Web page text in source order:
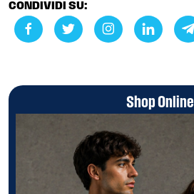
CONDIVIDI SU:
Shop Online